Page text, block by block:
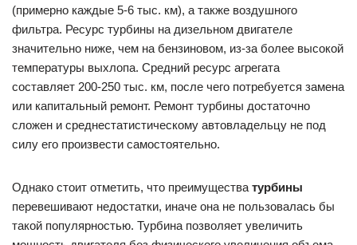
(примерно каждые 5-6 тыс. км), а также воздушного
фильтра. Ресурс турбины на дизельном двигателе
значительно ниже, чем на бензиновом, из-за более высокой
температуры выхлопа. Средний ресурс агрегата
составляет 200-250 тыс. км, после чего потребуется замена
или капитальный ремонт. Ремонт турбины достаточно
сложен и среднестатистическому автовладельцу не под
силу его произвести самостоятельно.
Однако стоит отметить, что преимущества турбины
перевешивают недостатки, иначе она не пользовалась бы
такой популярностью. Турбина позволяет увеличить